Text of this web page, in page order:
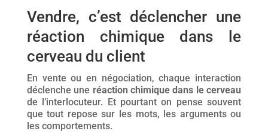
Vendre, c’est déclencher une
réaction chimique dans le
cerveau du client
En vente ou en négociation, chaque interaction
déclenche une réaction chimique dans le cerveau
de l’interlocuteur. Et pourtant on pense souvent
que tout repose sur les mots, les arguments ou
les comportements.